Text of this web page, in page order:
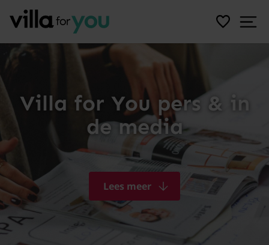
Villa for You pers & in
de media
Lees meer